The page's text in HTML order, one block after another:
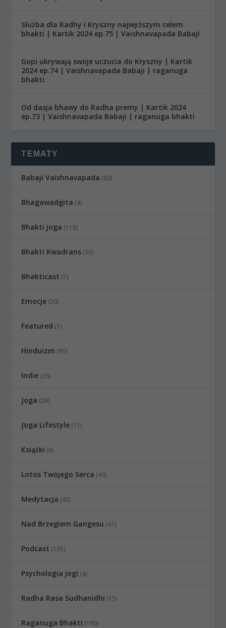
Służba dla Radhy i Kryszny najwyższym celem
bhakti | Kartik 2024 ep.75 | Vaishnavapada Babaji
Gopi ukrywają swoje uczucia do Kryszny | Kartik
2024 ep.74 | Vaishnavapada Babaji | raganuga
bhakti
Od dasja bhawy do Radha premy | Kartik 2024
ep.73 | Vaishnavapada Babaji | raganuga bhakti
TEMATY
Babaji Vaishnavapada (80)
Bhagawadgita (4)
Bhakti joga (118)
Bhakti Kwadrans (90)
Bhakticast (7)
Emocje (30)
Featured (1)
Hinduizm (90)
Indie (26)
Joga (29)
Joga Lifestyle (11)
Książki (8)
Lotos Twojego Serca (49)
Medytacja (43)
Nad Brzegiem Gangesu (47)
Podcast (135)
Psychologia jogi (4)
Radha Rasa Sudhanidhi (15)
Raganuga Bhakti (100)